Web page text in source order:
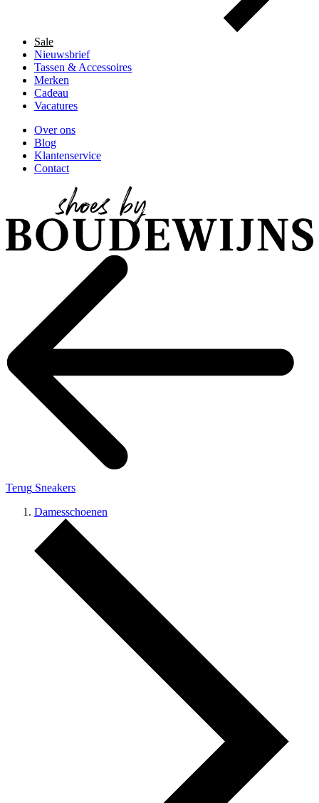
Sale
Nieuwsbrief
Tassen & Accessoires
Merken
Cadeau
Vacatures
Over ons
Blog
Klantenservice
Contact
Terug Sneakers
Damesschoenen